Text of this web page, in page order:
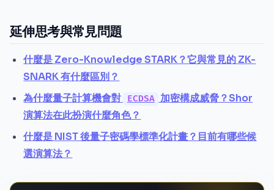
延伸思考與常見問題
什麼是 Zero-Knowledge STARK？它與常見的 ZK-
SNARK 有什麼區別？
為什麼量子計算機會對
ECDSA 加密構成威脅？Shor
演算法在此扮演什麼角色？
什麼是 NIST 後量子密碼學標準化計畫？目前有哪些候
選演算法？